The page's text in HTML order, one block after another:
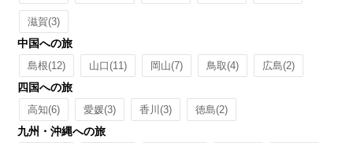
滋賀(3)
中国への旅
島根(12) 山口(11) 岡山(7) 鳥取(4) 広島(2)
四国への旅
高知(6) 愛媛(3) 香川(3) 徳島(2)
九州・沖縄への旅